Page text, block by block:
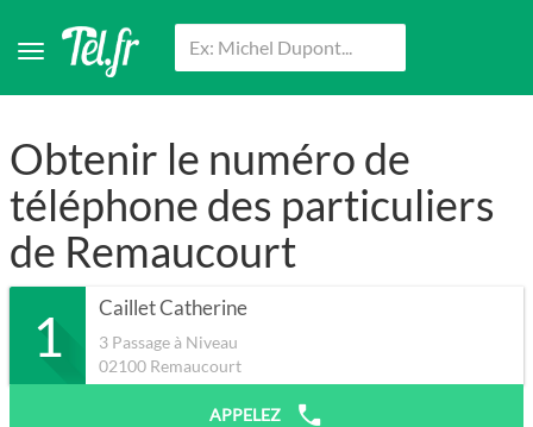
Obtenir le numéro de
téléphone des particuliers
de Remaucourt
1 Caillet Catherine
3 Passage à Niveau
02100 Remaucourt
APPELEZ